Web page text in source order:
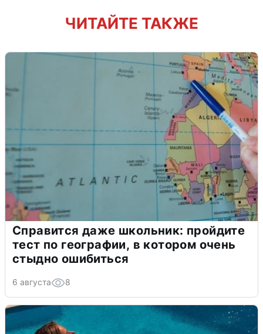
ЧИТАЙТЕ ТАКЖЕ
Справится даже школьник: пройдите
тест по географии, в котором очень
стыдно ошибиться
6 августа 8